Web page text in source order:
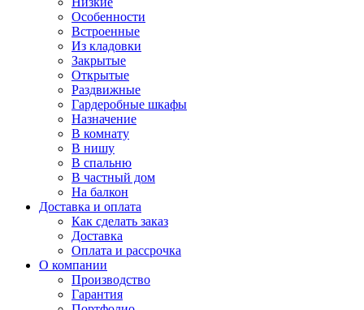
Особенности
Встроенные
Из кладовки
Закрытые
Открытые
Раздвижные
Гардеробные шкафы
Назначение
В комнату
В нишу
В спальню
В частный дом
На балкон
Доставка и оплата
Как сделать заказ
Доставка
Оплата и рассрочка
О компании
Производство
Гарантия